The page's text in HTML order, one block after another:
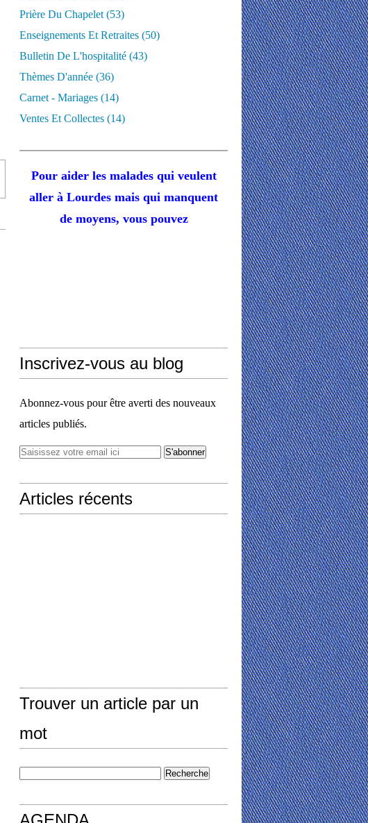
Prière Du Chapelet (53)
Enseignements Et Retraites (50)
Bulletin De L'hospitalité (43)
Thèmes D'année (36)
Carnet - Mariages (14)
Ventes Et Collectes (14)
Pour aider les malades qui veulent
aller à Lourdes mais qui manquent
de moyens, vous pouvez
Inscrivez-vous au blog
Abonnez-vous pour être averti des nouveaux
articles publiés.
Articles récents
Trouver un article par un
mot